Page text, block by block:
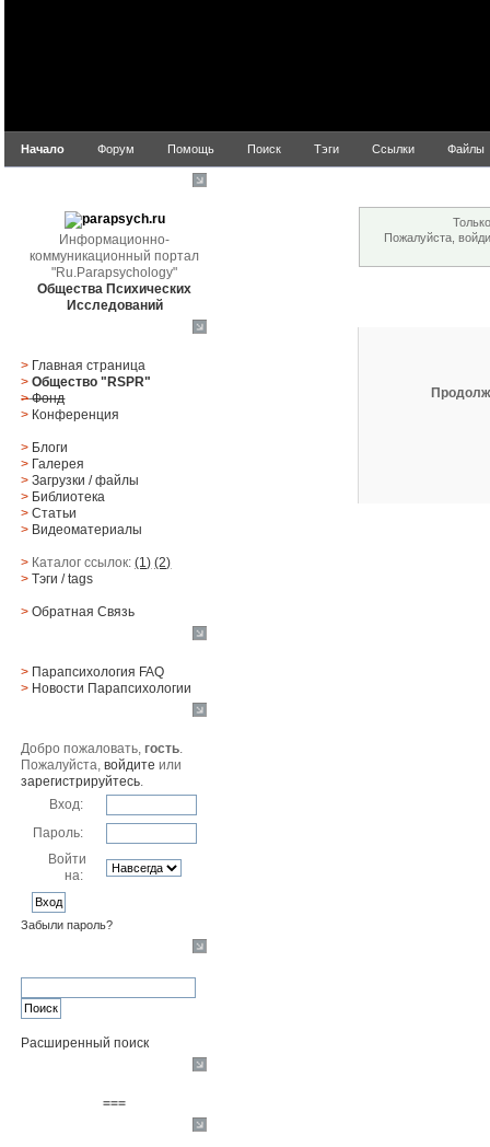
Начало Форум Помощь Поиск Тэги Ссылки Файлы
Информационно-
коммуникационный портал
"Ru.Parapsychology"
Общества Психических
Исследований
> Главная страница
> Общество "RSPR"
> Фонд
> Конференция
> Блоги
> Галерея
> Загрузки/файлы
> Библиотека
> Статьи
> Видеоматериалы
> Каталог ссылок:(1) (2)
> Тэги/ tags
> Обратная Cвязь
> Парапсихология FAQ
> Новости Парапсихологии
Добро пожаловать,гость.
Пожалуйста,войдите или
зарегистрируйтесь.
Вход:
Пароль:
Войти
на:
Забыли пароль?
Расширенный поиск
===
Пожалуйста,